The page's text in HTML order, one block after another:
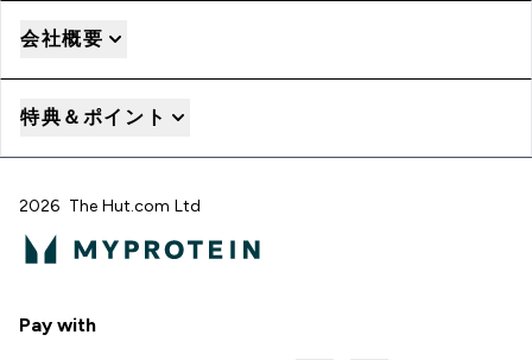
会社概要
特典＆ポイント
2026 The Hut.com Ltd
Pay with